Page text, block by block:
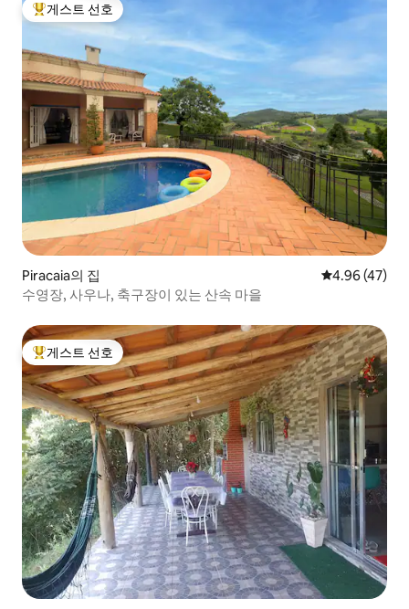
상위 게스트 선호
게스트 선호
Piracaia의 집 평점 4.96점(5
4.96 (47)
수영장, 사우나, 축구장이 있는 산속 마을
상위 게스트 선호
게스트 선호